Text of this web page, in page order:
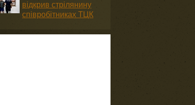
відкрив стрілянину
співробітниках ТЦК